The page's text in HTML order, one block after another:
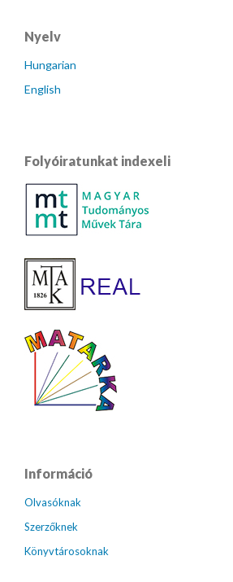
Nyelv
Hungarian
English
Folyóiratunkat indexeli
Információ
Olvasóknak
Szerzőknek
Könyvtárosoknak